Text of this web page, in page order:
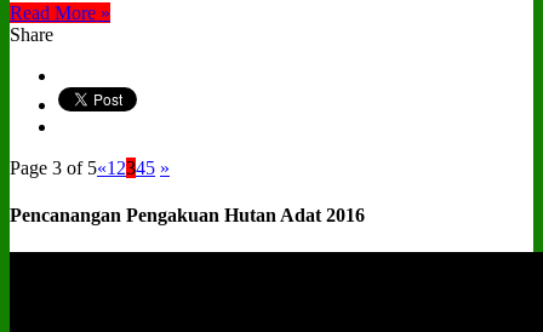
Read More »
Share
Page 3 of 5«1 2345 »
Pencanangan Pengakuan Hutan Adat 2016